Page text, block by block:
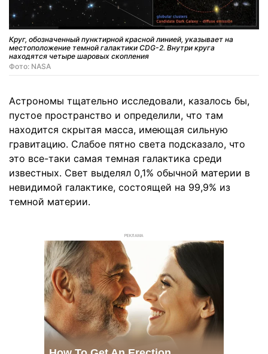
Круг, обозначенный пунктирной красной линией, указывает на
местоположение темной галактики CDG-2. Внутри круга
находятся четыре шаровых скопления
Фото: NASA
Астрономы тщательно исследовали, казалось бы,
пустое пространство и определили, что там
находится скрытая масса, имеющая сильную
гравитацию. Слабое пятно света подсказало, что
это все-таки самая темная галактика среди
известных. Свет выделял 0,1% обычной материи в
невидимой галактике, состоящей на 99,9% из
темной материи.
РЕКЛАМА